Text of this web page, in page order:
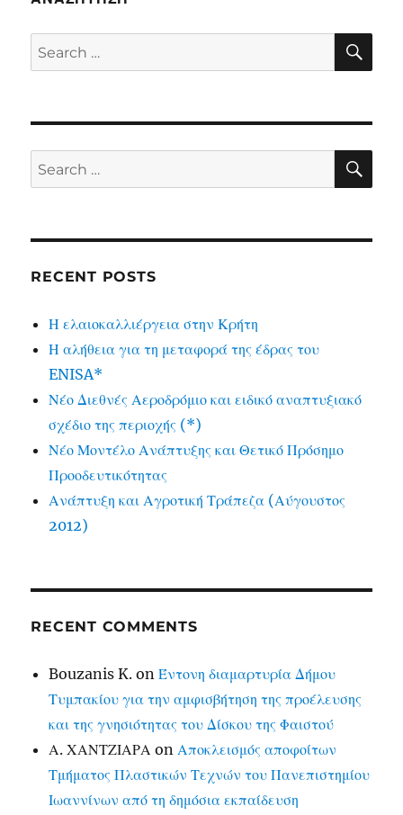
Search
for:
Search
for:
RECENT POSTS
Η ελαιοκαλλιέργεια στην Κρήτη
Η αλήθεια για τη μεταφορά της έδρας του
ENISA*
Νέο Διεθνές Αεροδρόμιο και ειδικό αναπτυξιακό
σχέδιο της περιοχής (*)
Νέο Μοντέλο Ανάπτυξης και Θετικό Πρόσημο
Προοδευτικότητας
Ανάπτυξη και Αγροτική Τράπεζα (Αύγουστος
2012)
RECENT COMMENTS
Bouzanis K. onΈντονη διαμαρτυρία Δήμου
Τυμπακίου για την αμφισβήτηση της προέλευσης
και της γνησιότητας του Δίσκου της Φαιστού
Α. ΧΑΝΤΖΙΑΡΑ onΑποκλεισμός αποφοίτων
Τμήματος Πλαστικών Τεχνών του Πανεπιστημίου
Ιωαννίνων από τη δημόσια εκπαίδευση